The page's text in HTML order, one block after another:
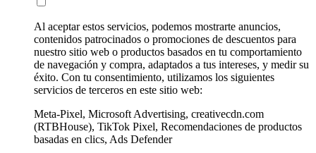
Al aceptar estos servicios, podemos mostrarte anuncios,
contenidos patrocinados o promociones de descuentos para
nuestro sitio web o productos basados en tu comportamiento
de navegación y compra, adaptados a tus intereses, y medir su
éxito. Con tu consentimiento, utilizamos los siguientes
servicios de terceros en este sitio web:
Meta-Pixel, Microsoft Advertising, creativecdn.com
(RTBHouse), TikTok Pixel, Recomendaciones de productos
basadas en clics, Ads Defender